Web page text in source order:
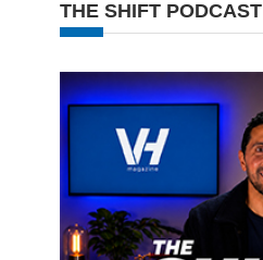
THE SHIFT PODCAST